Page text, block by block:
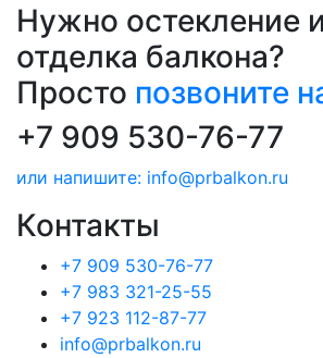
Нужно остекление
отделка балкона?
Просто позвоните
+7 909 530-76-77
или напишите: info@prbalkon.ru
Контакты
+7 909 530-76-77
+7 983 321-25-55
+7 923 112-87-77
info@prbalkon.ru